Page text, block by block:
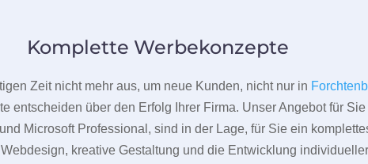
Komplette Werbekonzepte
Zeit nicht mehr aus, um neue Kunden, nicht nur in
entscheiden über den Erfolg Ihrer Firma. Unser Angebot für
und Microsoft Professional, sind in der Lage, für Sie ein
kreative Gestaltung und die Entwicklung individueller